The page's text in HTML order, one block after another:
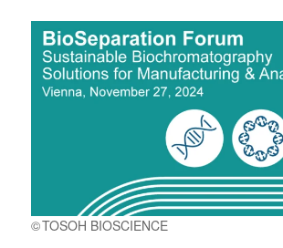
TOSOH BIOSCIENCE